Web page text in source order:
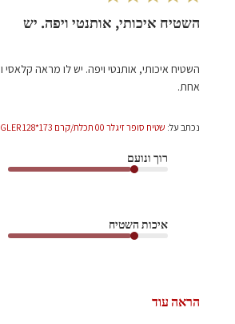
השטיח איכותי, אותנטי ויפה. יש
השטיח איכותי, אותנטי ויפה. יש לו מראה קלאסי
אחת.
נכתב על: שטיח סופר זיגלר 00 תכלת/קרם 173*128 SUPER ZIGLER
רוך ונועם
איכות השטיח
הראה עוד